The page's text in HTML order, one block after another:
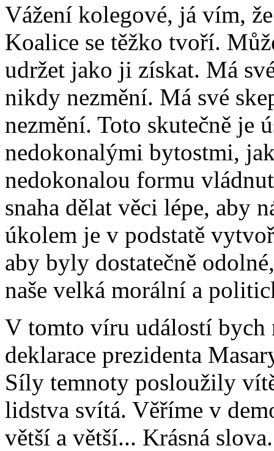
Vážení kolegové, já vím,
Koalice se těžko tvoří.
udržet jako ji získat. Má
nikdy nezmění. Má své
nezmění. Toto skutečně je
nedokonalými bytostmi,
nedokonalou formu
snaha dělat věci lépe, aby
úkolem je v podstatě
aby byly dostatečně
naše velká morální a
V tomto víru událostí bych
deklarace prezidenta
Síly temnoty posloužily
lidstva svítá. Věříme v
větší a větší... Krásná slova.